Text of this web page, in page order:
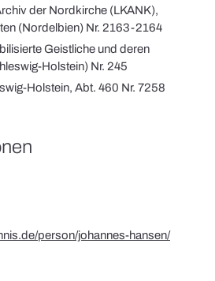
der Nordkirche (LKANK),
(Nordelbien) Nr. 2163-2164
Geistliche und deren
Holstein) Nr. 245
Holstein, Abt. 460 Nr. 7258
person/johannes-hansen/